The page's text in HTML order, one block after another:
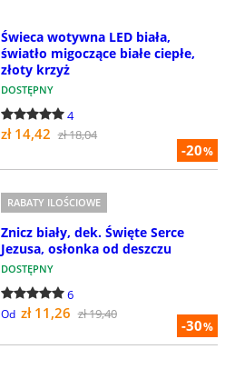
-20%
Świeca wotywna LED biała,
światło migoczące białe ciepłe,
złoty krzyż
DOSTĘPNY
4
zł 14,42 zł 18,04
-30%
RABATY ILOŚCIOWE
Znicz biały, dek. Święte Serce
Jezusa, osłonka od deszczu
DOSTĘPNY
6
Od zł 11,26 zł 19,40